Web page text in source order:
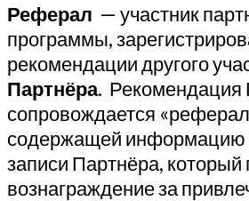
Реферал — участник
программы,
рекомендации другого
Партнёра. Рекомендация
сопровождается
содержащей информацию
записи Партнёра, который
вознаграждение за